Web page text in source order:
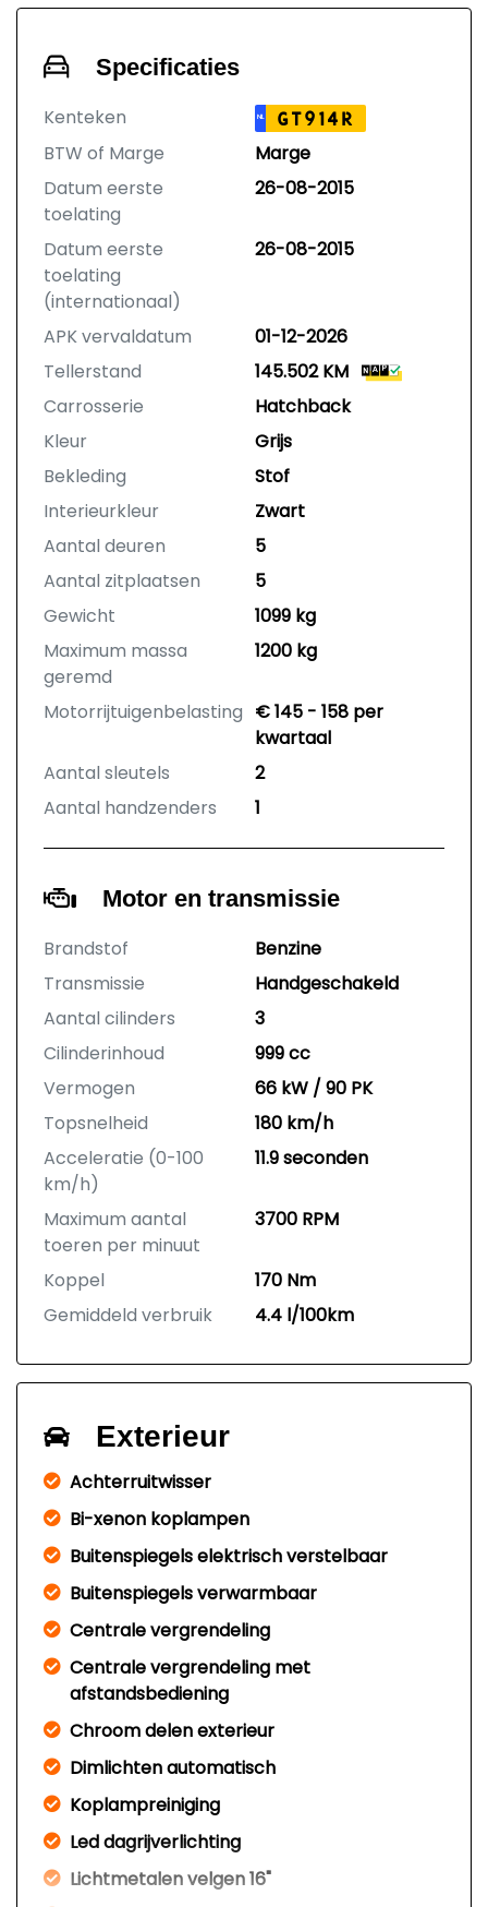
Specificaties
Kenteken NL GT914R
BTW of Marge
Marge
Datum eerste
toelating
26-08-2015
Datum eerste
toelating
(internationaal)
26-08-2015
APK vervaldatum
01-12-2026
Tellerstand
145.502 KM
Carrosserie
Hatchback
Kleur
Grijs
Bekleding
Stof
Interieurkleur
Zwart
Aantal deuren
5
Aantal zitplaatsen
5
Gewicht
1099 kg
Maximum massa
geremd
1200 kg
Motorrijtuigenbelasting € 145 - 158 per
kwartaal
Aantal sleutels
2
Aantal handzenders
1
Motor en transmissie
Brandstof
Benzine
Transmissie
Handgeschakeld
Aantal cilinders
3
Cilinderinhoud
999 cc
Vermogen
66 kW / 90 PK
Topsnelheid
180 km/h
Acceleratie (0-100
km/h)
11.9 seconden
Maximum aantal
toeren per minuut
3700 RPM
Koppel
170 Nm
Gemiddeld verbruik
4.4 l/100km
Exterieur
Achterruitwisser
Bi-xenon koplampen
Buitenspiegels elektrisch verstelbaar
Buitenspiegels verwarmbaar
Centrale vergrendeling
Centrale vergrendeling met
afstandsbediening
Chroom delen exterieur
Dimlichten automatisch
Koplampreiniging
Led dagrijverlichting
Lichtmetalen velgen 16"